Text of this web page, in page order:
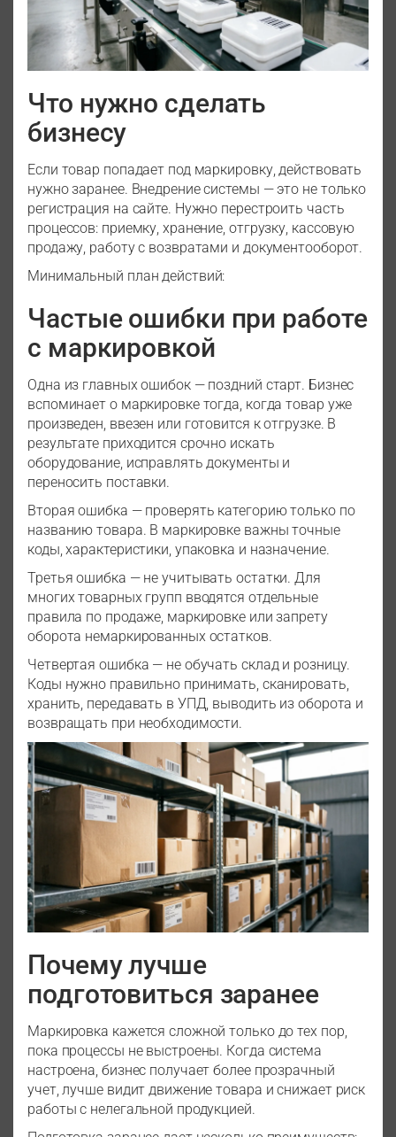
Что нужно сделать
бизнесу
Если товар попадает под маркировку, действовать
нужно заранее. Внедрение системы — это не только
регистрация на сайте. Нужно перестроить часть
процессов: приемку, хранение, отгрузку, кассовую
продажу, работу с возвратами и документооборот.
Минимальный план действий:
Частые ошибки при работе
с маркировкой
Одна из главных ошибок — поздний старт. Бизнес
вспоминает о маркировке тогда, когда товар уже
произведен, ввезен или готовится к отгрузке. В
результате приходится срочно искать
оборудование, исправлять документы и
переносить поставки.
Вторая ошибка — проверять категорию только по
названию товара. В маркировке важны точные
коды, характеристики, упаковка и назначение.
Третья ошибка — не учитывать остатки. Для
многих товарных групп вводятся отдельные
правила по продаже, маркировке или запрету
оборота немаркированных остатков.
Четвертая ошибка — не обучать склад и розницу.
Коды нужно правильно принимать, сканировать,
хранить, передавать в УПД, выводить из оборота и
возвращать при необходимости.
Почему лучше
подготовиться заранее
Маркировка кажется сложной только до тех пор,
пока процессы не выстроены. Когда система
настроена, бизнес получает более прозрачный
учет, лучше видит движение товара и снижает риск
работы с нелегальной продукцией.